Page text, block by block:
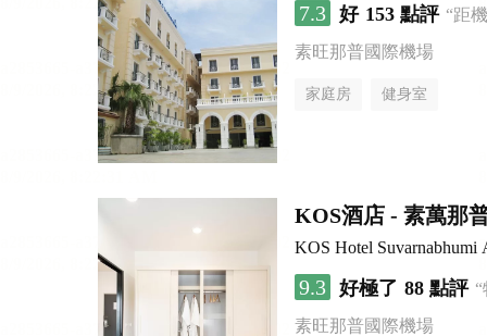
7.3 好 153 點評 “距
素旺那普國際機場
家庭房 健身室
KOS酒店 - 素萬那
KOS Hotel Suvarnabhumi
9.3 好極了 88 點評
素旺那普國際機場